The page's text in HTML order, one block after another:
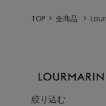
TOP 全商品
絞り込む